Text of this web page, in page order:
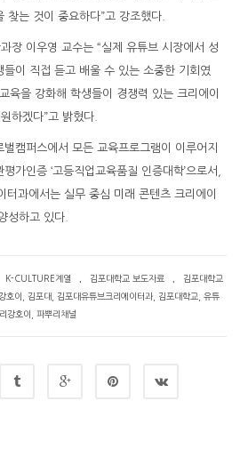
찾는 것이 중요하다”고 강조했다.
장 이우영 교수는 “실제 유튜브 시장에서 성
이 직접 듣고 배울 수 있는 소중한 기회였
육을 강화해 학생들이 경쟁력 있는 크리에이
하겠다”고 밝혔다.
캠퍼스에서 모든 교육프로그램이 이루어지
가인증 ‘고등직업교육품질 인증대학’으로서,
과에서는 실무 중심 미래 콘텐츠 크리에이
성하고 있다.
K-CULTURE계열 김포대학교 보도자료
김포대학교
강호이 김포대 김포대유튜브크리에이터과 김포대학교
유튜
강호이 파뿌리채널